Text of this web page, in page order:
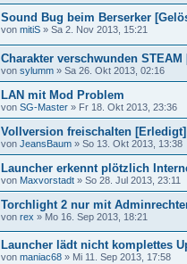
Sound Bug beim Berserker
von mitiS » Sa 2. Nov 2013, 15:21
Charakter verschwunden STEAM
von sylumm » Sa 26. Okt 2013, 02:16
LAN mit Mod Problem
von SG-Master » Fr 18. Okt 2013, 23:36
Vollversion freischalten [Erledigt]
von JeansBaum » So 13. Okt 2013, 13:38
Launcher erkennt plötzlich
von Maxvorstadt » So 28. Jul 2013, 23:11
Torchlight 2 nur mit
von rex » Mo 16. Sep 2013, 18:21
Launcher lädt nicht komplettes
von maniac68 » Mi 11. Sep 2013, 17:58